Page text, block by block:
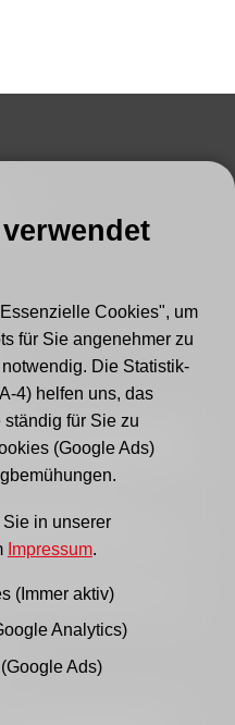
donnerstags
donnerstags von 14–
Sie uns
Brief schreiben oder
Cookies", um
für Sie angenehmer zu
Die Statistik-
4) helfen uns, das
für Sie zu
(Google Ads)
in unserer
Impressum.
(Immer aktiv)
Analytics)
Ads)